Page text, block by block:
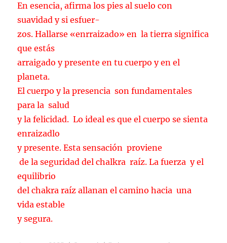
En esencia, afirma los pies al suelo con
suavidad y si esfuer-
zos. Hallarse «enrraizado» en la tierra significa
que estás
arraigado y presente en tu cuerpo y en el
planeta.
El cuerpo y la presencia son fundamentales
para la salud
y la felicidad. Lo ideal es que el cuerpo se sienta
enraizadlo
y presente. Esta sensación proviene
de la seguridad del chalkra raíz. La fuerza y el
equilibrio
del chakra raíz allanan el camino hacia una
vida estable
y segura.